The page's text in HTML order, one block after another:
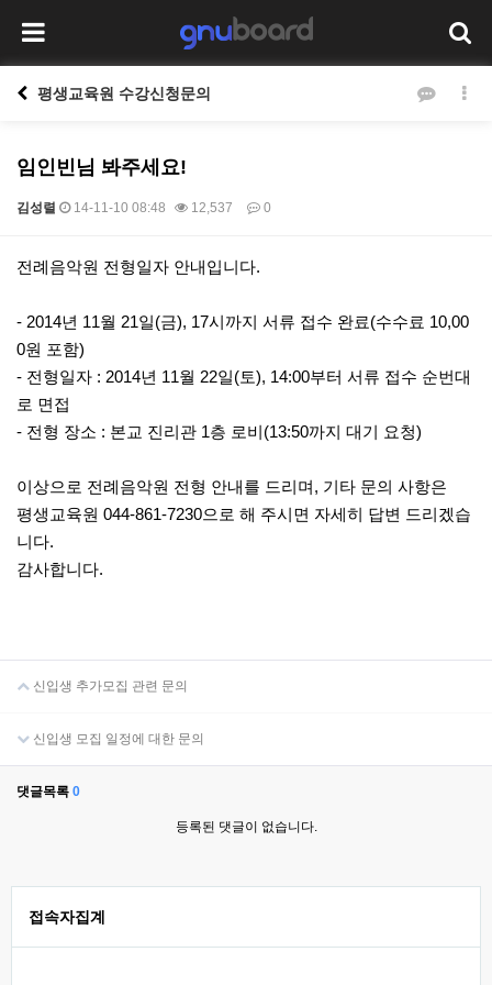
평생교육원 수강신청문의
임인빈님 봐주세요!
김성렬 14-11-10 08:48 12,537 0
본문
전례음악원 전형일자 안내입니다.
- 2014년 11월 21일(금), 17시까지 서류 접수 완료(수수료 10,00
0원 포함)
- 전형일자 : 2014년 11월 22일(토), 14:00부터 서류 접수 순번대
로 면접
- 전형 장소 : 본교 진리관 1층 로비(13:50까지 대기 요청)
이상으로 전례음악원 전형 안내를 드리며, 기타 문의 사항은
평생교육원 044-861-7230으로 해 주시면 자세히 답변 드리겠습
니다.
감사합니다.
신입생 추가모집 관련 문의
신입생 모집 일정에 대한 문의
댓글목록 0
등록된 댓글이 없습니다.
접속자집계